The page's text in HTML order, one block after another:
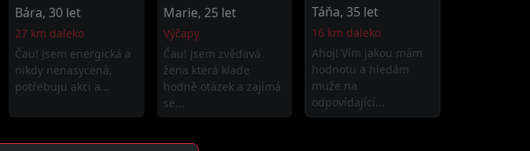
Bára, 30 let
27 km daleko
Čau! Jsem energická a
nikdy nenasycená,
potřebuju akci a...
Marie, 25 let
Výčapy
Čau! Jsem zvědavá
žena která klade
hodně otázek a zajímá
se...
Táňa, 35 let
16 km daleko
Ahoj! Vím jakou mám
hodnotu a hledám
muže na
odpovídající...